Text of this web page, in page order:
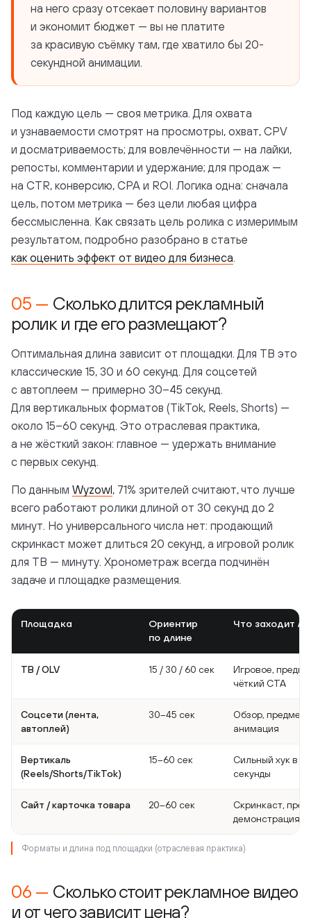
на него сразу отсекает половину вариантов
и экономит бюджет — вы не платите
за красивую съёмку там, где хватило бы 20-
секундной анимации.
Под каждую цель — своя метрика. Для охвата
и узнаваемости смотрят на просмотры, охват, CPV
и досматриваемость; для вовлечённости — на лайки,
репосты, комментарии и удержание; для продаж —
на CTR, конверсию, CPA и ROI. Логика одна: сначала
цель, потом метрика — без цели любая цифра
бессмысленна. Как связать цель ролика с измеримым
результатом, подробно разобрано в статье
как оценить эффект от видео для бизнеса.
Сколько длится рекламный
ролик и где его размещают?
Оптимальная длина зависит от площадки. Для ТВ это
классические 15, 30 и 60 секунд. Для соцсетей
с автоплеем — примерно 30–45 секунд.
Для вертикальных форматов (TikTok, Reels, Shorts) —
около 15–60 секунд. Это отраслевая практика,
а не жёсткий закон: главное — удержать внимание
с первых секунд.
По данным Wyzowl, 71% зрителей считают, что лучше
всего работают ролики длиной от 30 секунд до 2
минут. Но универсального числа нет: продающий
скринкаст может длиться 20 секунд, а игровой ролик
для ТВ — минуту. Хронометраж всегда подчинён
задаче и площадке размещения.
Площадка
Ориентир
по длине
Что заходит
ТВ / OLV 15 / 30 / 60 сек
Игровое,
чёткий CTA
Соцсети (лента,
автоплей)
30–45 сек
Обзор,
анимация
Вертикаль
(Reels/Shorts/TikTok)
15–60 сек
Сильный хук в
секунды
Сайт / карточка товара 20–60 сек
Скринкаст,
демонстрация
Форматы и длина под площадки (отраслевая практика)
Сколько стоит рекламное видео
и от чего зависит цена?